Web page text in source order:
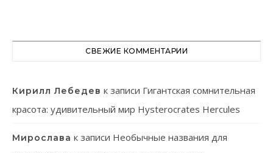
СВЕЖИЕ КОММЕНТАРИИ
Кирилл Лебедев к записи Гигантская сомнительная
красота: удивительный мир Hysterocrates Hercules
Мирослава к записи Необычные названия для